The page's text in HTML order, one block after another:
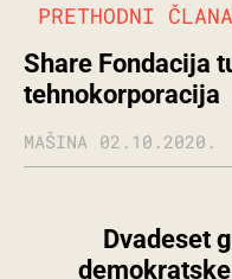
PRETHODNI
Share Fondacija
tehnokorporacija
MAŠINA 02.10.2020.
Dvadeset